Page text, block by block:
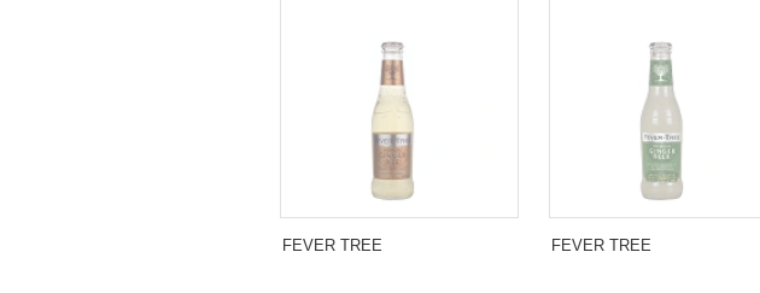
FEVER TREE FEVER TREE